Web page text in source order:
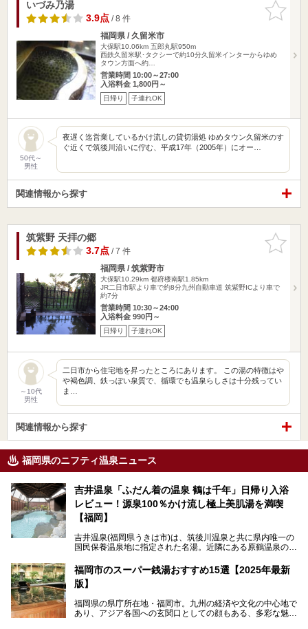
お気に入
りに追加
いづみ乃湯
3.9点/ 8 件
福岡県 / 久留米市
大保駅10.06km 五郎丸駅950m
西鉄久留米駅･タクシーで約10分久留米インターからゆめ
タウン方面へ約…
営業時間 10:00～27:00
入浴料金 1,800円～
日帰り 子連れOK
50代～
男性
夜遅く迄営業しているかけ流しの貸切湯処 ゆめタウン久留米のす
ぐ近くで筑後川沿いに佇む、平成17年（2005年）にオー…
関連情報から探す
お気に入
りに追加
筑紫野 天拝の郷
3.7点/ 7 件
福岡県 / 筑紫野市
大保駅10.29km 都府楼南駅1.85km
JR二日市駅より車で約8分九州自動車道 筑紫野ICより車で
約7分
営業時間 10:30～24:00
入浴料金 990円～
日帰り 子連れOK
～10代
男性
二日市から住宅地を昇ったところにあります。 この湯の特徴はや
や褐色調、鉄っぽい泉質で、循環でも温泉らしさは十分残ってい
ま…
関連情報から探す
福岡県のニフティ温泉ニュース
吉井温泉「ふだん着の温泉 鶴は千年」日帰り入浴
レビュー！源泉100％かけ流し極上美肌湯を満喫
【福岡】
吉井温泉(福岡県うきは市)は、筑後川温泉と共に県内唯一の
国民保養温泉地に指定された名湯。近隣にある原鶴温泉の観
す。
「ふだん着の温泉 鶴は千年」は、吉井温泉にある日帰り入
住民や温泉ファンに愛され続けています。今回は筆者自ら日
帰り入浴し、自慢の温泉を中心に詳細レビューします！
福岡市のスーパー銭湯おすすめ15選【2025年最新
版】
福岡県の県庁所在地・福岡市。九州の経済や文化の中心地で
あり、アジア各国への玄関口としての顔もある、多彩な魅力